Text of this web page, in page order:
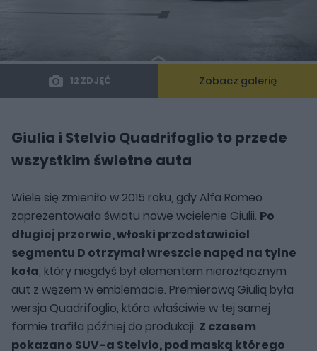
12 ZDJĘĆ Zobacz galerię
Giulia i Stelvio Quadrifoglio to przede
wszystkim świetne auta
Wiele się zmieniło w 2015 roku, gdy Alfa Romeo
zaprezentowała światu nowe wcielenie Giulii. Po
długiej przerwie, włoski przedstawiciel
segmentu D otrzymał wreszcie napęd na tylne
koła, który niegdyś był elementem nierozłącznym
aut z wężem w emblemacie. Premierową Giulią była
wersja Quadrifoglio, która właściwie w tej samej
formie trafiła później do produkcji. Z czasem
pokazano SUV-a Stelvio, pod maską którego